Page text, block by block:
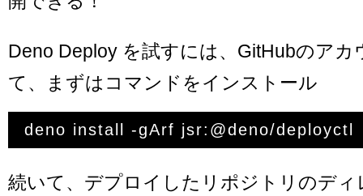
Deno Deploy を試すには、GitHubのアカ
て、まずはコマンドをインストール
続いて、デプロイしたリポジトリのデ